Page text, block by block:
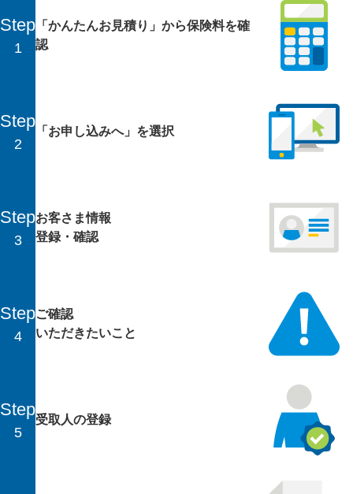
Step
1
「かんたんお見積り」から保険料を確
認
Step
2
「お申し込みへ」を選択
Step
3
お客さま情報
登録・確認
Step
4
ご確認
いただきたいこと
Step
5
受取人の登録